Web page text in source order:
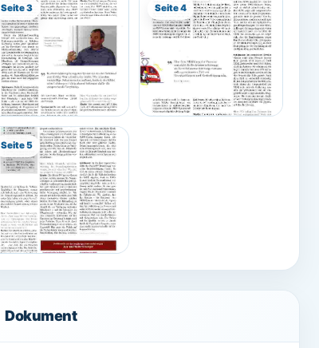
Seite 3 Seite 4
Seite 5
Dokument